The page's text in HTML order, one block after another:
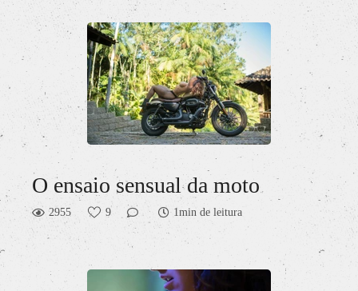
O ensaio sensual da moto
2955 9 1min de leitura